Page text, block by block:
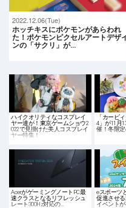
2022.12.06(Tue)
ホッチキスにポケモンがあらわれ
た！ポケモンピクセルアートデザ
ンの「サクリ」が…
ハイクオリティなコスプレイ
ヤー達が！東京ゲームショウ2
022で見掛けた美人コスプレイ
ヤー特集！
「カービ
4」が11月
催！冬限定
AcerがゲーミングノートPC最
速クラスとなるリフレッシュ
レート300Hz対応の…
eスポーツ
促進させ
イベントが